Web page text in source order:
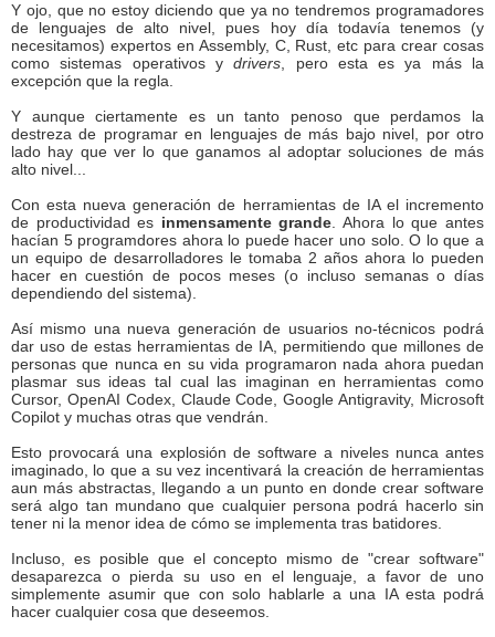
Y ojo, que no estoy diciendo que ya no tendremos programadores
de lenguajes de alto nivel, pues hoy día todavía tenemos (y
necesitamos) expertos en Assembly, C, Rust, etc para crear cosas
como sistemas operativos ydrivers , pero esta es ya más la
excepción que la regla.
Y aunque ciertamente es un tanto penoso que perdamos la
destreza de programar en lenguajes de más bajo nivel, por otro
lado hay que ver lo que ganamos al adoptar soluciones de más
alto nivel...
Con esta nueva generación de herramientas de IA el incremento
de productividad es inmensamente grande . Ahora lo que antes
hacían 5 programdores ahora lo puede hacer uno solo. O lo que a
un equipo de desarrolladores le tomaba 2 años ahora lo pueden
hacer en cuestión de pocos meses (o incluso semanas o días
dependiendo del sistema).
Así mismo una nueva generación de usuarios no-técnicos podrá
dar uso de estas herramientas de IA, permitiendo que millones de
personas que nunca en su vida programaron nada ahora puedan
plasmar sus ideas tal cual las imaginan en herramientas como
Cursor, OpenAI Codex, Claude Code, Google Antigravity, Microsoft
Copilot y muchas otras que vendrán.
Esto provocará una explosión de software a niveles nunca antes
imaginado, lo que a su vez incentivará la creación de herramientas
aun más abstractas, llegando a un punto en donde crear software
será algo tan mundano que cualquier persona podrá hacerlo sin
tener ni la menor idea de cómo se implementa tras batidores.
Incluso, es posible que el concepto mismo de "crear software"
desaparezca o pierda su uso en el lenguaje, a favor de uno
simplemente asumir que con solo hablarle a una IA esta podrá
hacer cualquier cosa que deseemos.